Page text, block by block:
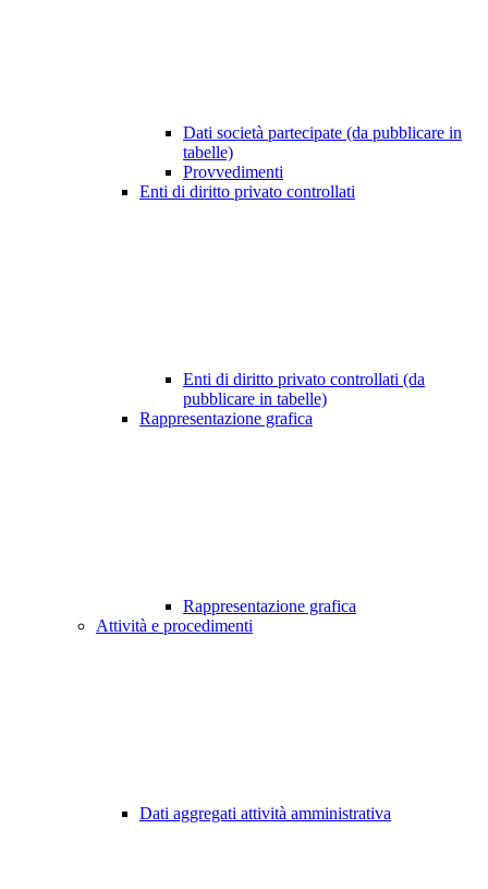
Dati società partecipate (da pubblicare in
tabelle)
Provvedimenti
Enti di diritto privato controllati
Enti di diritto privato controllati (da
pubblicare in tabelle)
Rappresentazione grafica
Rappresentazione grafica
Attività e procedimenti
Dati aggregati attività amministrativa